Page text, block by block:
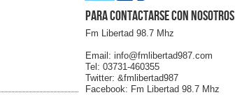
Para contactarse con nosotros
Fm Libertad 98.7 Mhz
Email: info@fmlibertad987.com
Tel: 03731-460355
Twitter: &fmlibertad987
Facebook: Fm Libertad 98.7 Mhz